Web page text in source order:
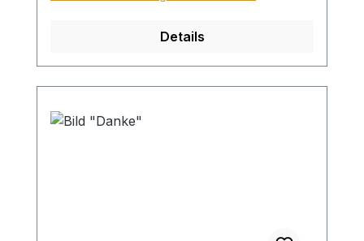
Sperrgutzuschlag 30€.
Details